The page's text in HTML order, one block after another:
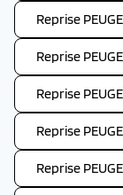
Reprise
Reprise
Reprise
Reprise
Reprise